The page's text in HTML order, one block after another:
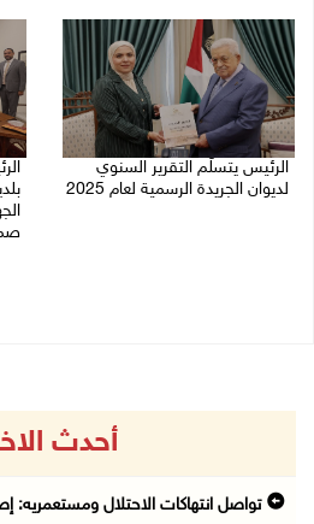
الرئيس يتسلّم التقرير السنوي
لديوان الجريدة الرسمية لعام 2025
أحدث
تواصل انتهاكات الاحتلال ومستعمريه: